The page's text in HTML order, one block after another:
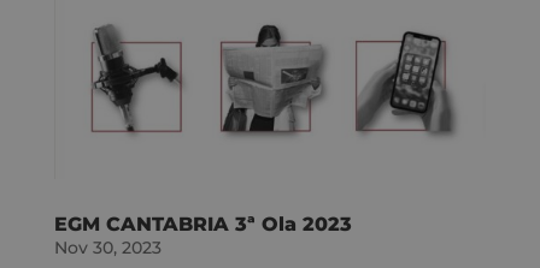
EGM CANTABRIA 3ª Ola 2023
Nov 30, 2023